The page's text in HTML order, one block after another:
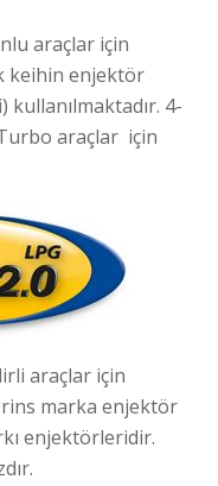
araçlar için
keihin enjektör
4-
araçlar için
araçlar için
marka enjektör
enjektörleridir.